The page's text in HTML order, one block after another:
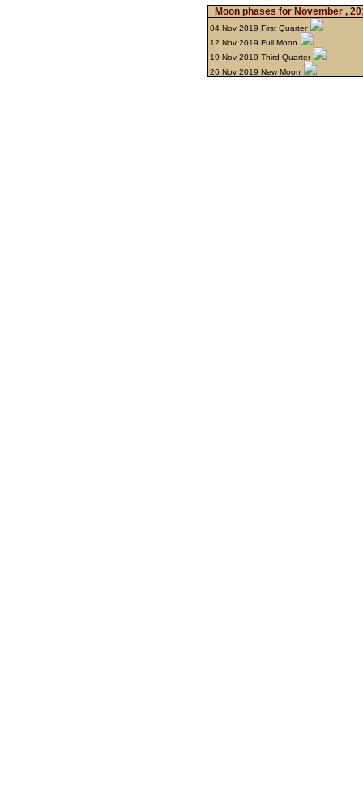
Moon phases for November ,
04 Nov 2019 First Quarter
12 Nov 2019 Full Moon
19 Nov 2019 Third Quarter
26 Nov 2019 New Moon